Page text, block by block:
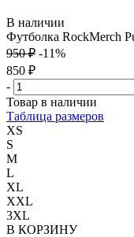
В наличии
Футболка RockMerch
950 ₽ -11%
850 ₽
-
Товар в наличии
Таблица размеров
XS
S
M
L
XL
XXL
3XL
В КОРЗИНУ